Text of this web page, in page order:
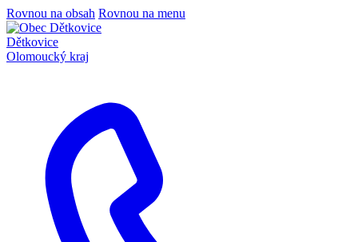
Rovnou na obsah Rovnou na menu
Dětkovice
Olomoucký kraj